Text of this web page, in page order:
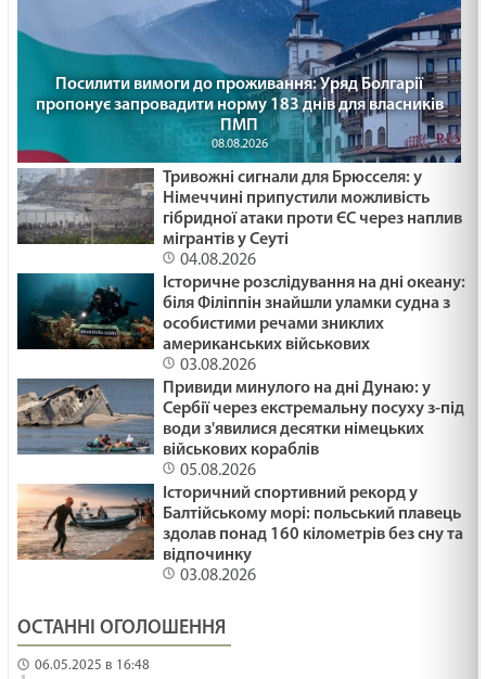
25. 30 - а неділя по ЗСД.
КУСОК ХЛІБА /1480/ Майтеся файно
29.01.2025
ЖИТТЯ ЯК ПЕРЕХРЕСТЯ /1479/ Майтеся файно
29.01.2025
КОЛЯДА ДЛЯ ЗСУ /1478/ Майтеся файно
29.01.2025
ПРИХОВАНЕ ЗЛО /1477/ Майтеся файно
29.01.2025
РОСТИ ЯК ГІМАЛАЇ /1476/ Майтеся файно
29.01.2025
29.01.2025
Посилити вимоги до проживання: Уряд Болгарії
пропонує запровадити норму 183 днів для власників
ПМП
08.08.2026
Тривожні сигнали для Брюсселя: у
Німеччині припустили можливість
гібридної атаки проти ЄС через наплив
мігрантів у Сеуті
04.08.2026
Історичне розслідування на дні океану:
біля Філіппін знайшли уламки судна з
особистими речами зниклих
американських військових
03.08.2026
Привиди минулого на дні Дунаю: у
Сербії через екстремальну посуху з-під
води з'явилися десятки німецьких
військових кораблів
05.08.2026
Історичний спортивний рекорд у
Балтійському морі: польський плавець
здолав понад 160 кілометрів без сну та
відпочинку
03.08.2026
ОСТАННІ ОГОЛОШЕННЯ
06.05.2025 в 16:48